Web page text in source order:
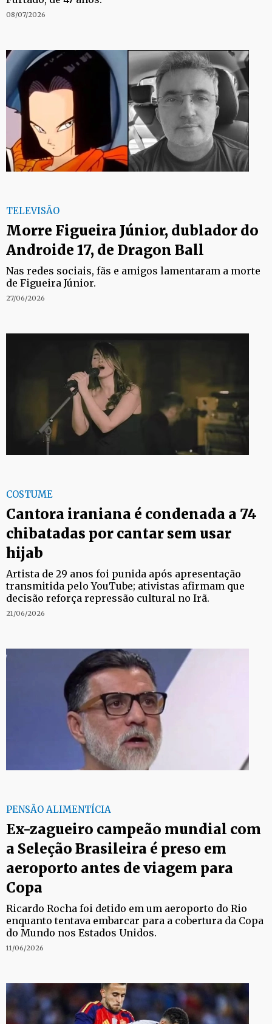
08/07/2026
TELEVISÃO
Morre Figueira Júnior, dublador do
Androide 17, de Dragon Ball
Nas redes sociais, fãs e amigos lamentaram a morte
de Figueira Júnior.
27/06/2026
COSTUME
Cantora iraniana é condenada a 74
chibatadas por cantar sem usar
hijab
Artista de 29 anos foi punida após apresentação
transmitida pelo YouTube; ativistas afirmam que
decisão reforça repressão cultural no Irã.
21/06/2026
PENSÃO ALIMENTÍCIA
Ex-zagueiro campeão mundial com
a Seleção Brasileira é preso em
aeroporto antes de viagem para
Copa
Ricardo Rocha foi detido em um aeroporto do Rio
enquanto tentava embarcar para a cobertura da Copa
do Mundo nos Estados Unidos.
11/06/2026